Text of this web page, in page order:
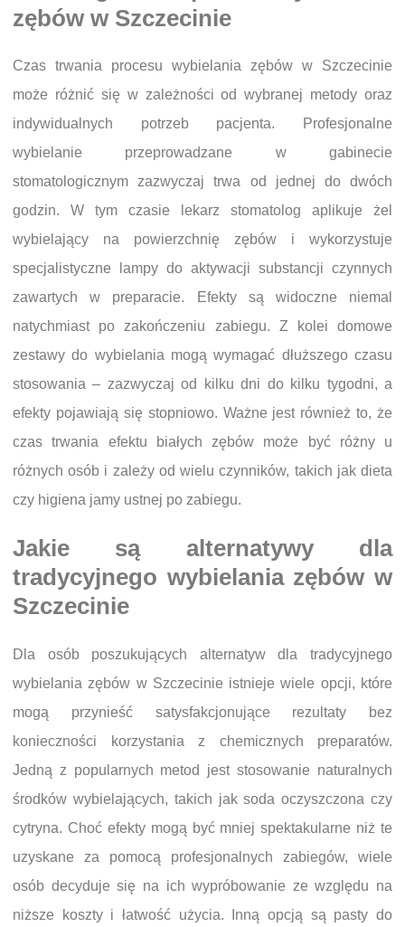
zębów w Szczecinie
Czas trwania procesu wybielania zębów w Szczecinie
może różnić się w zależności od wybranej metody oraz
indywidualnych potrzeb pacjenta. Profesjonalne
wybielanie przeprowadzane w gabinecie
stomatologicznym zazwyczaj trwa od jednej do dwóch
godzin. W tym czasie lekarz stomatolog aplikuje żel
wybielający na powierzchnię zębów i wykorzystuje
specjalistyczne lampy do aktywacji substancji czynnych
zawartych w preparacie. Efekty są widoczne niemal
natychmiast po zakończeniu zabiegu. Z kolei domowe
zestawy do wybielania mogą wymagać dłuższego czasu
stosowania – zazwyczaj od kilku dni do kilku tygodni, a
efekty pojawiają się stopniowo. Ważne jest również to, że
czas trwania efektu białych zębów może być różny u
różnych osób i zależy od wielu czynników, takich jak dieta
czy higiena jamy ustnej po zabiegu.
Jakie są alternatywy dla
tradycyjnego wybielania zębów w
Szczecinie
Dla osób poszukujących alternatyw dla tradycyjnego
wybielania zębów w Szczecinie istnieje wiele opcji, które
mogą przynieść satysfakcjonujące rezultaty bez
konieczności korzystania z chemicznych preparatów.
Jedną z popularnych metod jest stosowanie naturalnych
środków wybielających, takich jak soda oczyszczona czy
cytryna. Choć efekty mogą być mniej spektakularne niż te
uzyskane za pomocą profesjonalnych zabiegów, wiele
osób decyduje się na ich wypróbowanie ze względu na
niższe koszty i łatwość użycia. Inną opcją są pasty do